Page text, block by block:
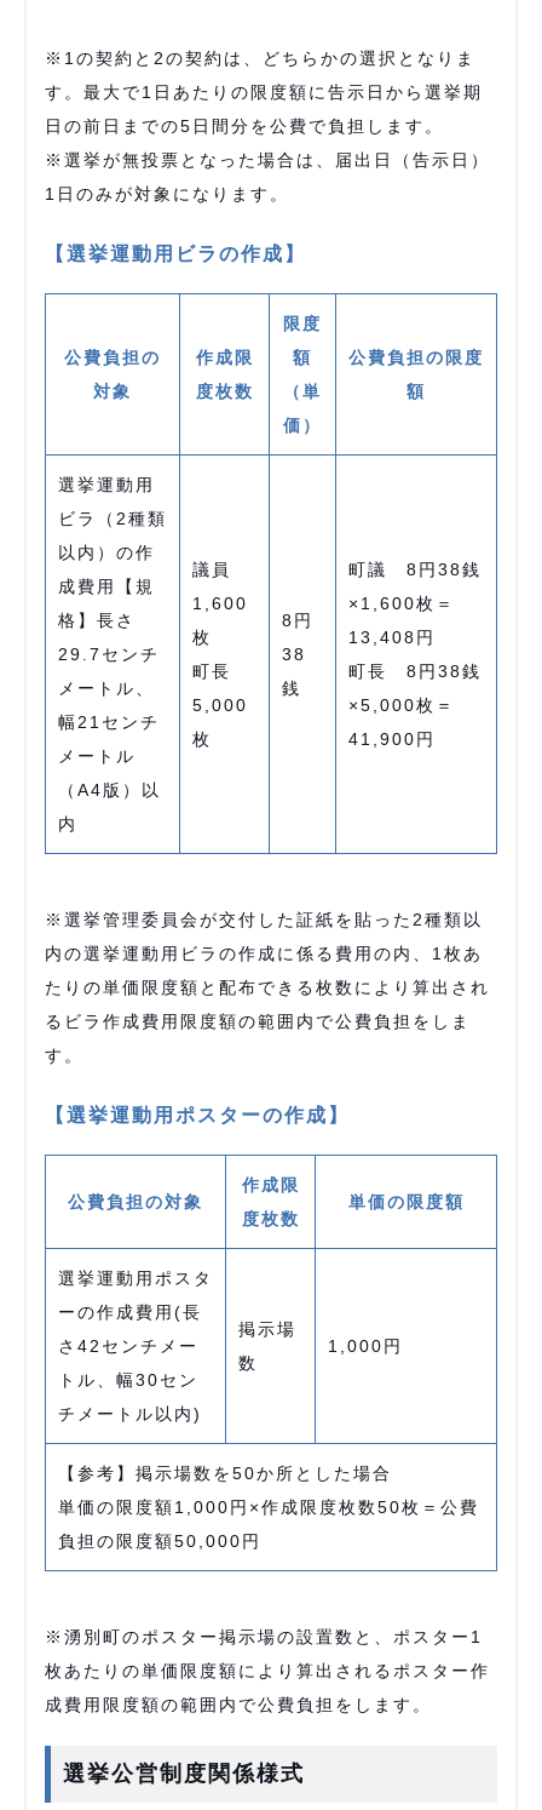
※1の契約と2の契約は、どちらかの選択となりま
す。最大で1日あたりの限度額に告示日から選挙期
日の前日までの5日間分を公費で負担します。
※選挙が無投票となった場合は、届出日（告示日）
1日のみが対象になります。
【選挙運動用ビラの作成】
公費負担の
対象
作成限
度枚数
限度
額
（単
価）
公費負担の限度
額
選挙運動用
ビラ（2種類
以内）の作
成費用【規
格】長さ
29.7センチ
メートル、
幅21センチ
メートル
（A4版）以
内
議員
1,600
枚
町長
5,000
枚
8円
38
銭
町議 8円38銭
×1,600枚＝
13,408円
町長 8円38銭
×5,000枚＝
41,900円
※選挙管理委員会が交付した証紙を貼った2種類以
内の選挙運動用ビラの作成に係る費用の内、1枚あ
たりの単価限度額と配布できる枚数により算出され
るビラ作成費用限度額の範囲内で公費負担をしま
す。
【選挙運動用ポスターの作成】
公費負担の対象
作成限
度枚数
単価の限度額
選挙運動用ポスタ
ーの作成費用(長
さ42センチメー
トル、幅30セン
チメートル以内)
掲示場
数
1,000円
【参考】掲示場数を50か所とした場合
単価の限度額1,000円×作成限度枚数50枚＝公費
負担の限度額50,000円
※湧別町のポスター掲示場の設置数と、ポスター1
枚あたりの単価限度額により算出されるポスター作
成費用限度額の範囲内で公費負担をします。
選挙公営制度関係様式